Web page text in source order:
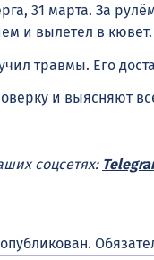
31 марта. За
и вылетел в кювет.
травмы. Его
и выясняют
соцсетях: